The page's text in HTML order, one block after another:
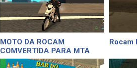
MOTO DA ROCAM
COMVERTIDA PARA MTA
Rocam